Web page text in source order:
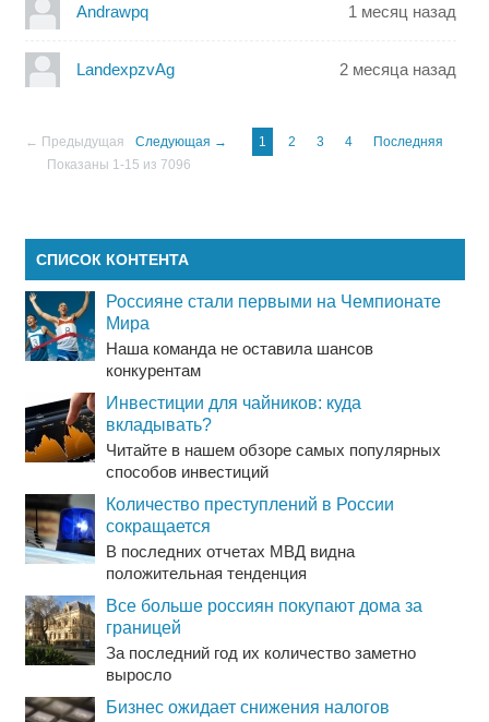
Andrawpq 1 месяц назад
LandexpzvAg 2 месяца назад
← Предыдущая Следующая → 1 2 3 4
Последняя
Показаны 1-15 из 7096
СПИСОК КОНТЕНТА
Россияне стали первыми на Чемпионате
Мира
Наша команда не оставила шансов
конкурентам
Инвестиции для чайников: куда
вкладывать?
Читайте в нашем обзоре самых популярных
способов инвестиций
Количество преступлений в России
сокращается
В последних отчетах МВД видна
положительная тенденция
Все больше россиян покупают дома за
границей
За последний год их количество заметно
выросло
Бизнес ожидает снижения налогов